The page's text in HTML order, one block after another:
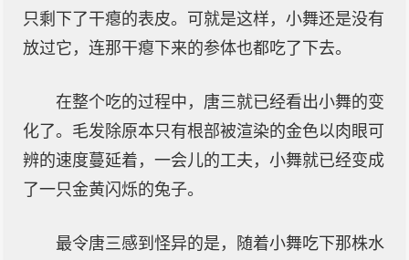
只剩下了干瘪的表皮。可就是这样，小舞还是没有
放过它，连那干瘪下来的参体也都吃了下去。
在整个吃的过程中，唐三就已经看出小舞的变
化了。毛发除原本只有根部被渲染的金色以肉眼可
辨的速度蔓延着，一会儿的工夫，小舞就已经变成
了一只金黄闪烁的兔子。
最令唐三感到怪异的是，随着小舞吃下那株水